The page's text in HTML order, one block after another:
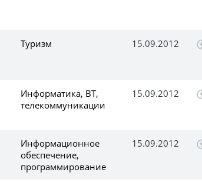
Туризм 15.09.2012
Информатика, ВТ,
телекоммуникации
15.09.2012
Информационное
обеспечение,
программирование
15.09.2012